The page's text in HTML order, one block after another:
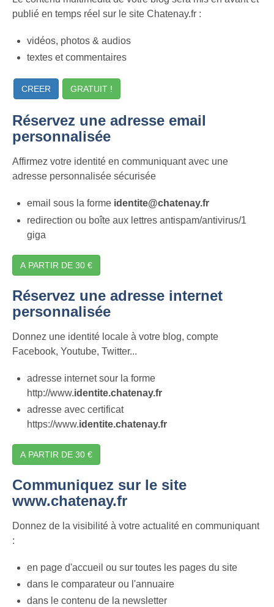
publié en temps réel sur le site Chatenay.fr :
vidéos, photos & audios
textes et commentaires
CREER GRATUIT !
Réservez une adresse email
personnalisée
Affirmez votre identité en communiquant avec une
adresse personnalisée sécurisée
email sous la forme identite@chatenay.fr
redirection ou boîte aux lettres antispam/antivirus/1
giga
A PARTIR DE 30 €
Réservez une adresse internet
personnalisée
Donnez une identité locale à votre blog, compte
Facebook, Youtube, Twitter...
adresse internet sour la forme
http://www.identite.chatenay.fr
adresse avec certificat
https://www.identite.chatenay.fr
A PARTIR DE 30 €
Communiquez sur le site
www.chatenay.fr
Donnez de la visibilité à votre actualité en communiquant
:
en page d'accueil ou sur toutes les pages du site
dans le comparateur ou l'annuaire
dans le contenu de la newsletter